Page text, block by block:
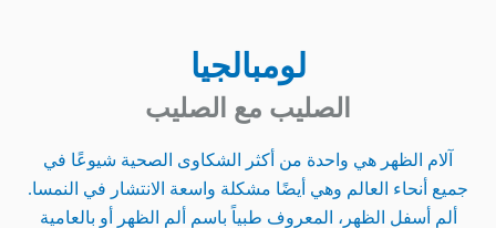
لومبالجيا
الصليب مع الصليب
آلام الظهر هي واحدة من أكثر الشكاوى الصحية شيوعًا في
جميع أنحاء العالم وهي أيضًا مشكلة واسعة الانتشار في النمسا.
ألم أسفل الظهر، المعروف طبياً باسم ألم الظهر أو بالعامية